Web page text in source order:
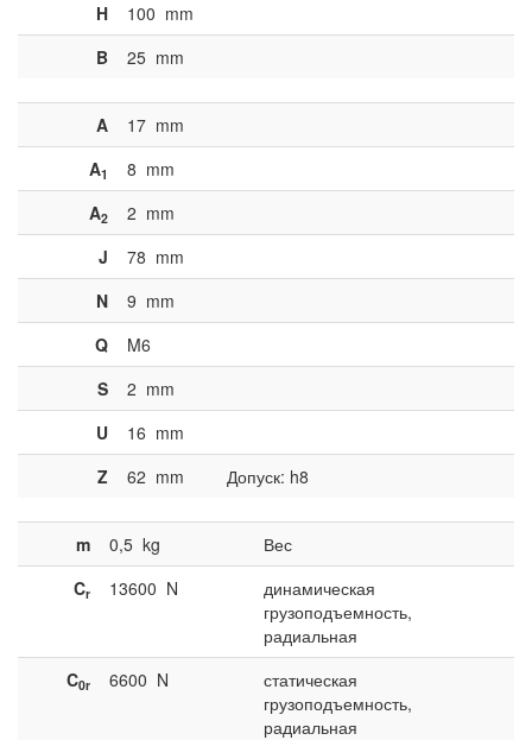
H
100 mm
B
25 mm
A 17 mm
A1 8 mm
A2 2 mm
J
78 mm
N
9 mm
Q
M6
S
2 mm
U
16 mm
Z
62 mm Допуск: h8
m 0,5 kg
Вес
Cr 13600 N
динамическая
грузоподъемность,
радиальная
C0r 6600 N
статическая
грузоподъемность,
радиальная